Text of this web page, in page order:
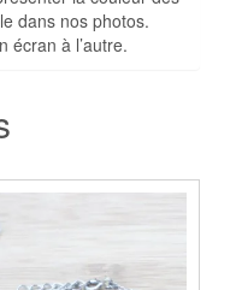
dans nos photos.
écran à l’autre.